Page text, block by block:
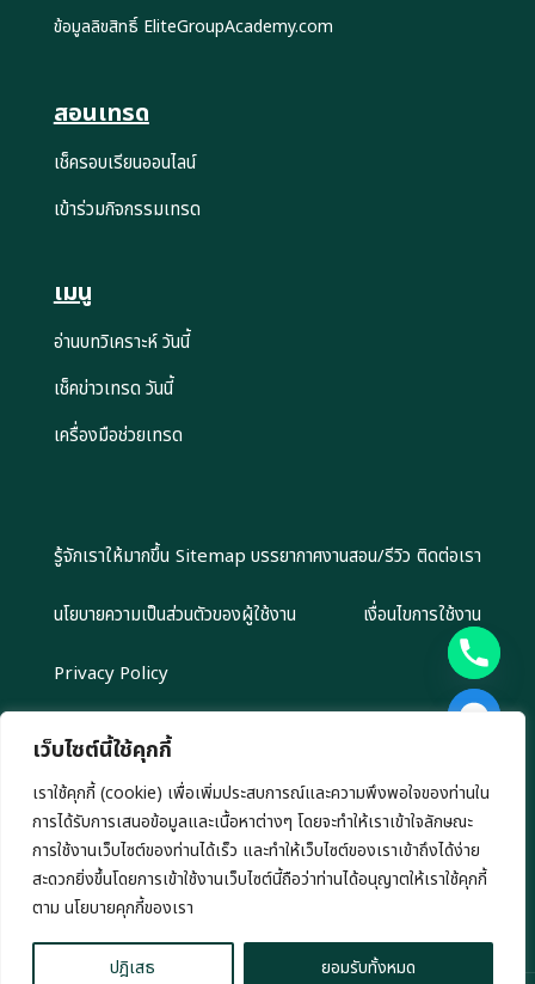
เว็บไซต์นี้ใช้คุกกี้
เราใช้คุกกี้ (cookie) เพื่อเพิ่มประสบการณ์และความพึงพอใจของท่านใน
การได้รับการเสนอข้อมูลและเนื้อหาต่างๆ โดยจะทำให้เราเข้าใจลักษณะ
การใช้งานเว็บไซต์ของท่านได้เร็ว และทำให้เว็บไซต์ของเราเข้าถึงได้ง่าย
สะดวกยิ่งขึ้นโดยการเข้าใช้งานเว็บไซต์นี้ถือว่าท่านได้อนุญาตให้เราใช้คุกกี้
ตาม นโยบายคุกกี้ของเรา
ปฎิเสธ ยอมรับทั้งหมด
ข้อมูลลิขสิทธิ์ EliteGroupAcademy.com
สอนเทรด
เช็ครอบเรียนออนไลน์
เข้าร่วมกิจกรรมเทรด
เมนู
อ่านบทวิเคราะห์ วันนี้
เช็คข่าวเทรด วันนี้
เครื่องมือช่วยเทรด
รู้จักเราให้มากขึ้น Sitemap บรรยากาศงานสอน/รีวิว ติดต่อเรา
นโยบายความเป็นส่วนตัวของผู้ใช้งาน เงื่อนไขการใช้งาน
Privacy Policy
Copyright 2024 EliteGroupAcademy.com © สงวนลิขสิทธิ์ตาม
กฎหมาย ห้ามนำไปทำซ้ำ หรือคัดลอกข้อมูลโดยไม่ได้รับอนุญาต
เรามีนโยบาย นำเสนอข้อมูลอย่างโปร่งสัยและเป็นกลาง ทุกข้อมูลที่นำเสนอ เรา
ไม่มีเจตนาชักชวนการลงทุน หรือ ชี้นำการลงทุนใดๆ ทั้งสิ้น
chaty